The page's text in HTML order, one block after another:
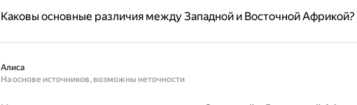
Каковы основные различия между Западной и Восточной Африкой?
Алиса
На основе источников, возможны неточности